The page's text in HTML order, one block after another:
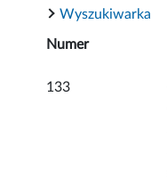
Wyszukiwarka
Numer
133